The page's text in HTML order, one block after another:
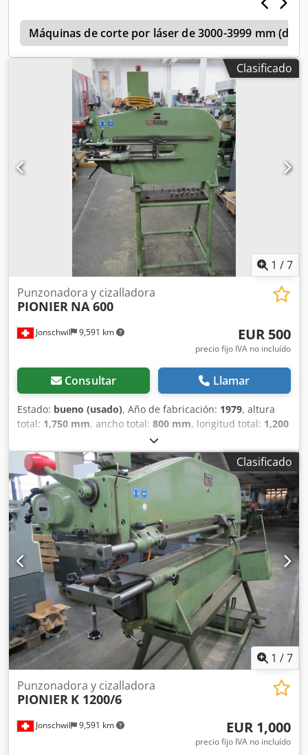
Máquinas de corte por láser de 3000-3999 mm
Clasificado
1 /7
Jonschwil 9,591 km
Punzonadora y cizalladora
PIONIER NA 600
EUR 500
precio fijo IVA no incluído
Consultar Llamar
Estado: bueno (usado), Año de fabricación: 1979, altura
total: 1,750 mm, ancho total: 800 mm, longitud total: 1,200
, espesor chapa acero (máx.):
960 mm, peso total:750 kg, potencia:0.37 kW (0.50 CV),
Máquina copiadora de punzonado PIONIER KNA 600,
capacidad para acero 3 mm, punzonado circular hasta Ø
1000 mm, profundidad de garganta 600 mm, altura de
garganta 90 mm, motor de 0,3 kW, carrera 0-12 mm,
dimensiones 1400x800x1750 mm, peso 400 kg Dodpsyq Sc
Djfx Ap Iowa
Clasificado
1 /7
Jonschwil 9,591 km
Punzonadora y cizalladora
PIONIER K 1200/6
EUR 1,000
precio fijo IVA no incluído